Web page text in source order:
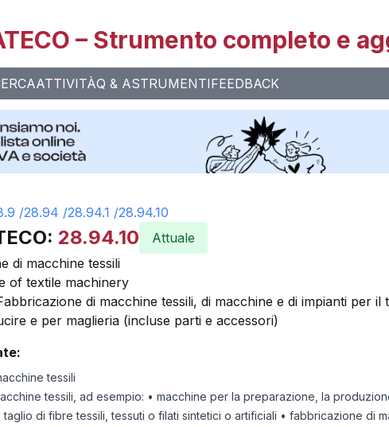
– Strumento completo e
ATTIVITÀQ & ASTRUMENTIFEEDBACK
/28.94 /28.94.1 /28.94.10
28.94.10 Attuale
di macchine tessili
of textile machinery
di macchine tessili, di macchine e di impianti per il
e per maglieria (incluse parti e accessori)
tessili
tessili, ad esempio: • macchine per la preparazione, la
di fibre tessili, tessuti o filati sintetici o artificiali • fabbricazione di